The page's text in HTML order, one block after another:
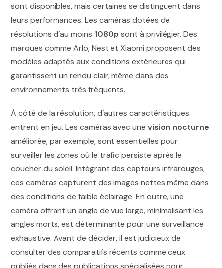
sont disponibles, mais certaines se distinguent dans
leurs performances. Les caméras dotées de
résolutions d’au moins 1080p sont à privilégier. Des
marques comme Arlo, Nest et Xiaomi proposent des
modèles adaptés aux conditions extérieures qui
garantissent un rendu clair, même dans des
environnements très fréquents.
À côté de la résolution, d’autres caractéristiques
entrent en jeu. Les caméras avec unevision nocturne
améliorée, par exemple, sont essentielles pour
surveiller les zones où le trafic persiste après le
coucher du soleil. Intégrant des capteurs infrarouges,
ces caméras capturent des images nettes même dans
des conditions de faible éclairage. En outre, une
caméra offrant un angle de vue large, minimalisant les
angles morts, est déterminante pour une surveillance
exhaustive. Avant de décider, il est judicieux de
consulter des comparatifs récents comme ceux
publiés dans des publications spécialisées pour